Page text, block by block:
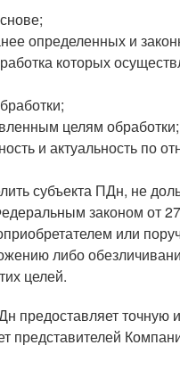
определенных и
которых
целям обработки;
и актуальность по
субъекта ПДн, не
законом от
или
либо
целей.
предоставляет точную